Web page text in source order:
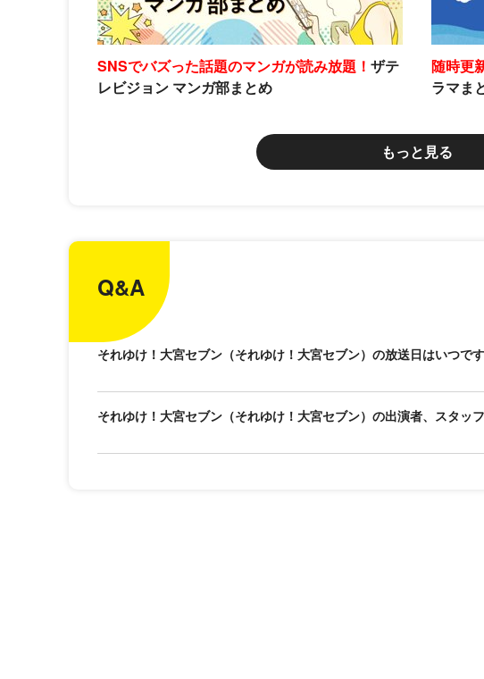
SNSでバズった話題のマンガが読み放題！ ザテ
レビジョン マンガ部まとめ
随時更
ラマま
もっと見る
Q&A
それゆけ！大宮セブン（それゆけ！大宮セブン）の放送日はいつで
それゆけ！大宮セブン（それゆけ！大宮セブン）の出演者、スタッ